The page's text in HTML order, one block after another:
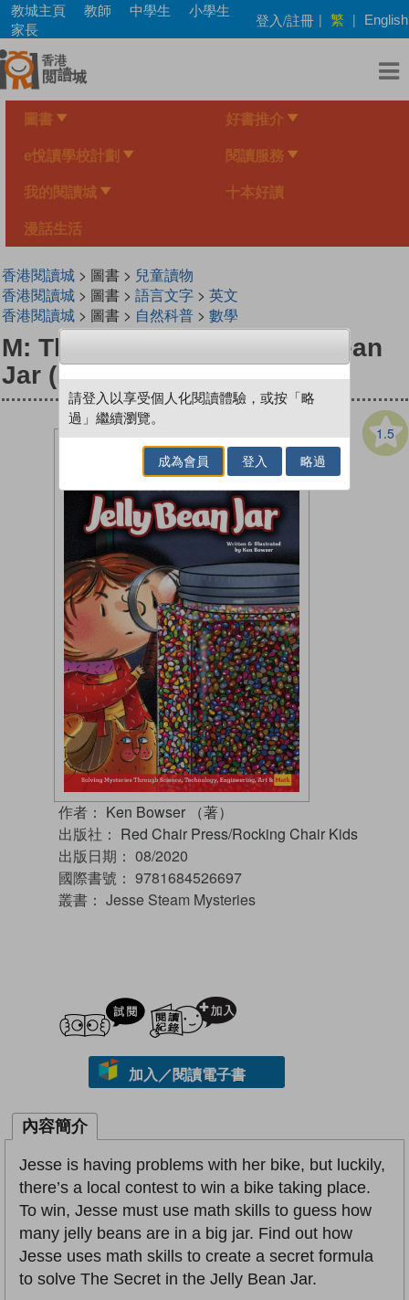
Skip
main
content
教城主頁 教師 中學生
小學生
家長
登入/註冊 | 繁 | English
圖書 好書推介
e悅讀學校計劃 閱讀服務
我的閱讀城 十本好讀
漫話生活
香港閱讀城> 圖書 > 兒童讀物
香港閱讀城> 圖書 > 語言文字> 英文
香港閱讀城> 圖書 > 自然科普> 數學
M: The Secret in the Jelly Bean
Jar (Mathematics)
1.5
作者： Ken Bowser （著）
出版社： Red Chair Press/Rocking Chair Kids
出版日期： 08/2020
國際書號： 9781684526697
叢書： Jesse Steam Mysteries
試閲
加入／閱讀電子書
內容簡介
Jesse is having problems with her bike, but luckily,
there’s a local contest to win a bike taking place.
To win, Jesse must use math skills to guess how
many jelly beans are in a big jar. Find out how
Jesse uses math skills to create a secret formula
to solve The Secret in the Jelly Bean Jar.
請登入以享受個人化閱讀體驗，或按「略
過」繼續瀏覽。
成為會員 登入 略過